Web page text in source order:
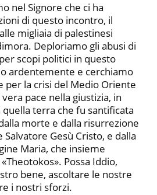
nel Signore che ci ha
di questo incontro, il
migliaia di palestinesi
Deploriamo gli abusi di
scopi politici in questo
ardentemente e cerchiamo
per la crisi del Medio Oriente
pace nella giustizia, in
terra che fu santificata
morte e dalla risurrezione
Gesù Cristo, e dalla
Maria, che insieme
Possa Iddio,
bene, ascoltare le nostre
i nostri sforzi.